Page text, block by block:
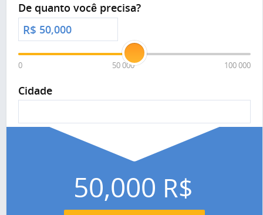
De quanto você precisa?
R$
0 50 000 100 000
Cidade
50,000 R$